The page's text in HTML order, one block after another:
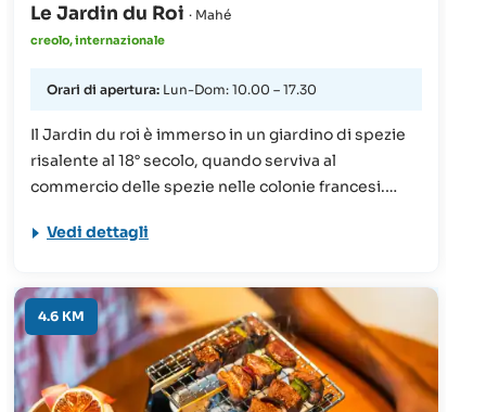
Le Jardin du Roi · Mahé
creolo, internazionale
Orari di apertura: Lun-Dom: 10.00 – 17.30
Il Jardin du roi è immerso in un giardino di spezie
risalente al 18° secolo, quando serviva al
commercio delle spezie nelle colonie francesi.
passeggiata tra la natura potranno gustare un
coltivate in loco.
Vedi dettagli
4.6 KM